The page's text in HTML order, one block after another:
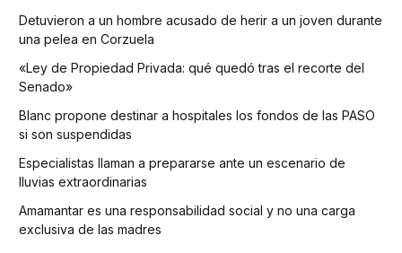
Detuvieron a un hombre acusado de herir a un joven durante
una pelea en Corzuela
«Ley de Propiedad Privada: qué quedó tras el recorte del
Senado»
Blanc propone destinar a hospitales los fondos de las PASO
si son suspendidas
Especialistas llaman a prepararse ante un escenario de
lluvias extraordinarias
Amamantar es una responsabilidad social y no una carga
exclusiva de las madres